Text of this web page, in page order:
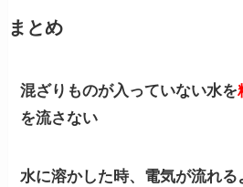
まとめ
混ざりものが入っていない水を
を流さない
水に溶かした時、電気が流れる